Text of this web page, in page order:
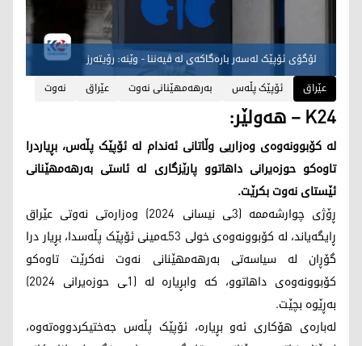
لۆگۆی ئۆپێک لەسەر بارەگاکەی لە ڤیەننا - وێنە: رۆیتەرز
عێراق
ئۆپێک پڵەس بەرهەمهێنانی نەوت عێراق نەوت
K24 – هەولێر:
لە کۆبوونەوەی وەزاریی وڵاتانی ئەندام لە ئۆپێک پڵەس، بڕیاردرا
تاوەکو حوزەیرانی داهاتوو پارێزگاری لە ئاستی بەرهەمهێنانی
ئێستای نەوت بکرێت.
ڕۆژی چوارشەممە (3ـی نیسانی 2024) وەزارەتی نەوتی عێراق
ڕایگەیاند، لە کۆبوونەوەی خولی 53ـەمینی ئۆپێک پڵەسدا، بڕیار درا
گۆڕان لە سیاسەتی بەرهەمهێنانی نەوت نەکرێت تاوەکو
کۆبوونەوەی داهاتوو، کە وابڕیارە لە (1ـی حوزەیرانی 2024)
بەڕێوە بچێت.
لەبارەی هۆکاری ئەو بڕیارە، ئۆپێک پڵەس جەختیکردووەتەوە،